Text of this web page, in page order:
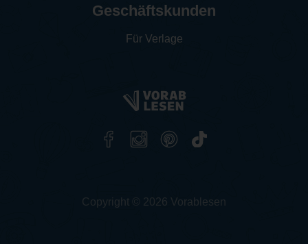
Geschäftskunden
Für Verlage
Copyright © 2026 Vorablesen